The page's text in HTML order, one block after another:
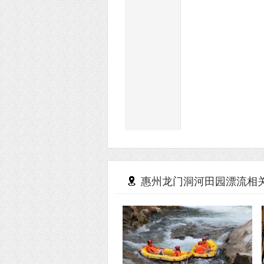
惠州龙门洞河田园漂流相